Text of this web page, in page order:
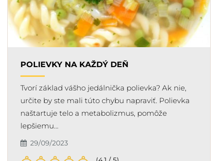
POLIEVKY NA KAŽDÝ DEŇ
Tvorí základ vášho jedálnička polievka? Ak nie,
určite by ste mali túto chybu napraviť. Polievka
naštartuje telo a metabolizmus, pomôže
lepšiemu…
29/09/2023